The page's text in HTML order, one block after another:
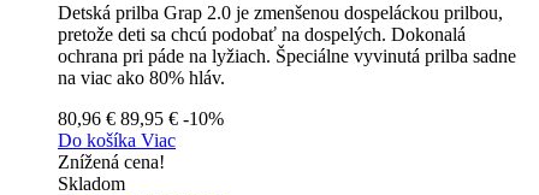
Detská prilba Grap 2.0 je zmenšenou dospeláckou prilbou,
pretože deti sa chcú podobať na dospelých. Dokonalá
ochrana pri páde na lyžiach. Špeciálne vyvinutá prilba sadne
na viac ako 80% hláv.
80,96 € 89,95 € -10%
Do košíka Viac
Znížená cena!
Skladom